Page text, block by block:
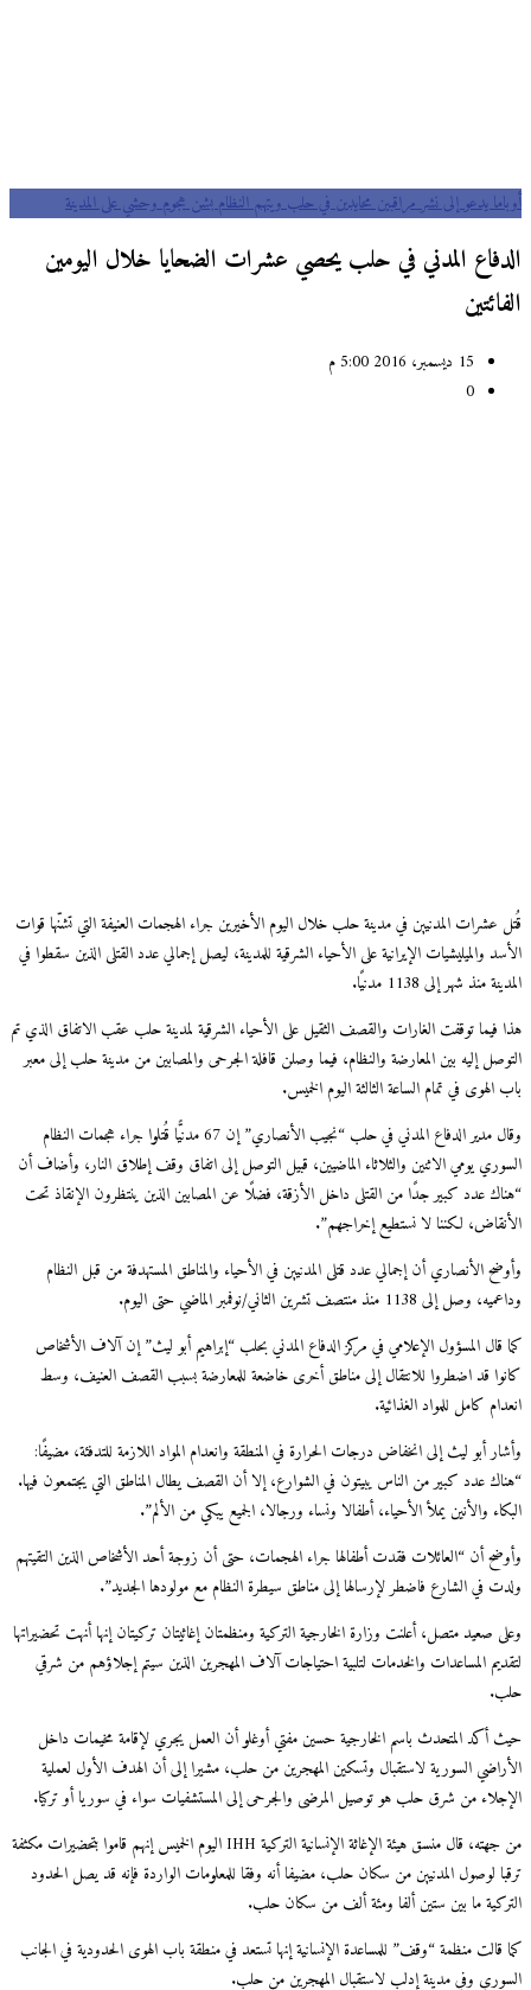
أوباما يدعو إلى نشر مراقبين محايدين في حلب ويتهم النظام بشن هجوم وحشي على المدينة
الدفاع المدني في حلب يحصي عشرات الضحايا خلال اليومين
الفائتين
15 ديسمبر، 2016 5:00 م
قُتل عشرات المدنيين في مدينة حلب خلال اليوم الأخيرين جراء الهجمات العنيفة التي تشنّها قوات
الأسد والميليشيات الإيرانية على الأحياء الشرقية للمدينة، ليصل إجمالي عدد القتلى الذين سقطوا في
المدينة منذ شهر إلى 1138 مدنيًا.
هذا فيما توقفت الغارات والقصف الثقيل على الأحياء الشرقية لمدينة حلب عقب الاتفاق الذي تم
التوصل إليه بين المعارضة والنظام، فيما وصلن قافلة الجرحى والمصابين من مدينة حلب إلى معبر
باب الهوى في تمام الساعة الثالثة اليوم الخميس.
وقال مدير الدفاع المدني في حلب “نجيب الأنصاري” إن 67 مدنيًّا قُتلوا جراء هجمات النظام
السوري يومي الاثنين والثلاثاء الماضيين، قبيل التوصل إلى اتفاق وقف إطلاق النار، وأضاف أن
“هناك عدد كبير جدًا من القتلى داخل الأزقة، فضلًا عن المصابين الذين ينتظرون الإنقاذ تحت
الأنقاض، لكننا لا نستطيع إخراجهم”.
وأوضح الأنصاري أن إجمالي عدد قتلى المدنيين في الأحياء والمناطق المستهدفة من قبل النظام
وداعميه، وصل إلى 1138 منذ منتصف تشرين الثاني/نوفمبر الماضي حتى اليوم.
كما قال المسؤول الإعلامي في مركز الدفاع المدني بحلب “إبراهيم أبو ليث” إن آلاف الأشخاص
كانوا قد اضطروا للانتقال إلى مناطق أخرى خاضعة للمعارضة بسبب القصف العنيف، وسط
انعدام كامل للمواد الغذائية.
وأشار أبو ليث إلى انخفاض درجات الحرارة في المنطقة وانعدام المواد اللازمة للتدفئة، مضيفًا:
“هناك عدد كبير من الناس يبيتون في الشوارع، إلا أن القصف يطال المناطق التي يجتمعون فيها.
البكاء والأنين يملأ الأحياء، أطفالا ونساء ورجالا، الجميع يبكي من الألم”.
وأوضح أن “العائلات فقدت أطفالها جراء الهجمات، حتى أن زوجة أحد الأشخاص الذين التقيتهم
ولدت في الشارع فاضطر لإرسالها إلى مناطق سيطرة النظام مع مولودها الجديد”.
وعلى صعيد متصل، أعلنت وزارة الخارجية التركية ومنظمتان إغاثيتان تركيتان إنها أنهت تحضيراتها
لتقديم المساعدات والخدمات لتلبية احتياجات آلاف المهجرين الذين سيتم إجلاؤهم من شرقي
حلب.
حيث أكد المتحدث باسم الخارجية حسين مفتي أوغلو أن العمل يجري لإقامة مخيمات داخل
الأراضي السورية لاستقبال وتسكين المهجرين من حلب، مشيرا إلى أن الهدف الأول لعملية
الإجلاء من شرق حلب هو توصيل المرضى والجرحى إلى المستشفيات سواء في سوريا أو تركيا.
من جهته، قال منسق هيئة الإغاثة الإنسانية التركية IHH اليوم الخميس إنهم قاموا بتحضيرات مكثفة
ترقبا لوصول المدنيين من سكان حلب، مضيفا أنه وفقا للمعلومات الواردة فإنه قد يصل الحدود
التركية ما بين ستين ألفا ومئة ألف من سكان حلب.
كما قالت منظمة “وقف” للمساعدة الإنسانية إنها تستعد في منطقة باب الهوى الحدودية في الجانب
السوري وفي مدينة إدلب لاستقبال المهجرين من حلب.